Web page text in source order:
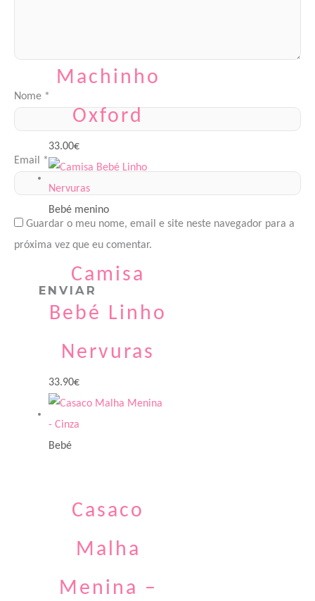
Nome *
Email *
Guardar o meu nome, email e site neste navegador para a
próxima vez que eu comentar.
Machinho
Oxford
33.00€
Bebé menino
Camisa
Bebé Linho
Nervuras
33.90€
Bebé
Casaco
Malha
Menina –